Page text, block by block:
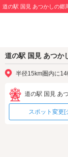
道の駅 国見 あつかしの郷
道の駅 国見 あつか
半径15km圏内に
道の駅 国見 あ
スポット変更[